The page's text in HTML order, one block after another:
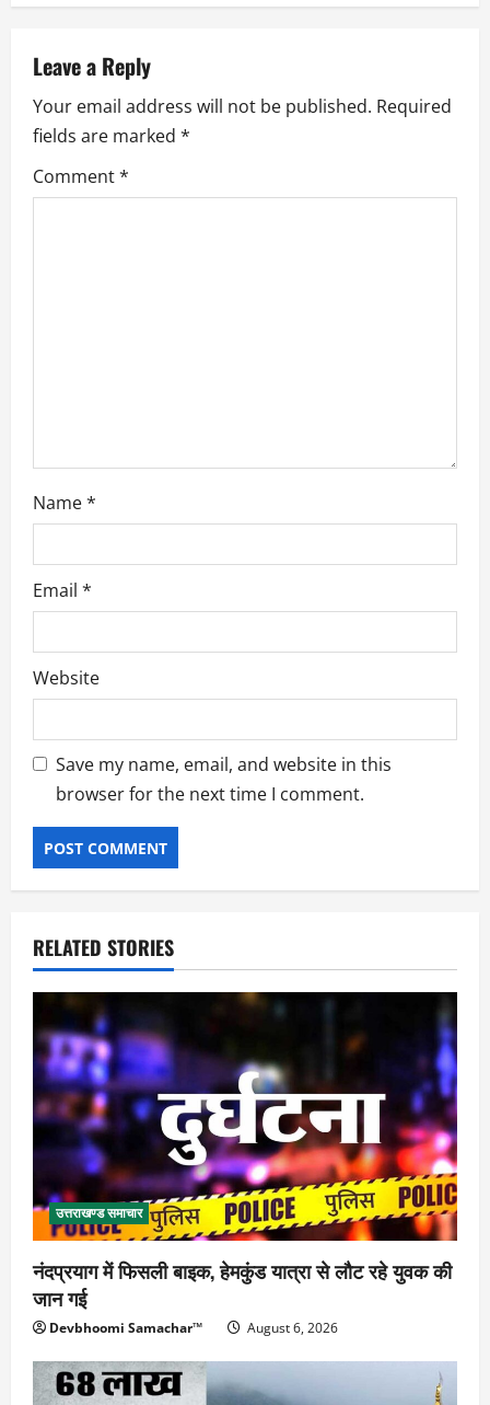
a
v
i
g
a
Leave a Reply
Your email address will not be published. Required
fields are marked *
Comment*
Name*
Email *
Website
Save my name, email, and website in this
browser for the next time I comment.
RELATED STORIES
उत्तराखण्ड समाचार
नंदप्रयाग में फिसली बाइक, हेमकुंड यात्रा से लौट रहे युवक की
जान गई
Devbhoomi Samachar™ August 6, 2026